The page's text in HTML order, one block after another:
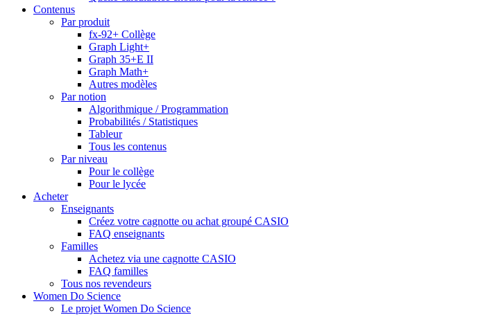
Contenus
Par produit
fx-92+ Collège
Graph Light+
Graph 35+E II
Graph Math+
Autres modèles
Par notion
Algorithmique / Programmation
Probabilités / Statistiques
Tableur
Tous les contenus
Par niveau
Pour le collège
Pour le lycée
Acheter
Enseignants
Créez votre cagnotte ou achat groupé CASIO
FAQ enseignants
Familles
Achetez via une cagnotte CASIO
FAQ familles
Tous nos revendeurs
Women Do Science
Le projet Women Do Science